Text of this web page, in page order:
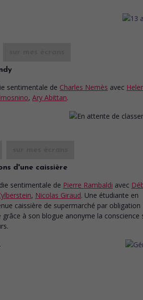
sentimentale de Charles Nemès avec
, Ary Abittan.
d'une caissière
sentimentale de Pierre Rambaldi avec
, Nicolas Giraud. Une étudiante en
caissière de supermarché par obligation
grâce à son blogue anonyme la conscience